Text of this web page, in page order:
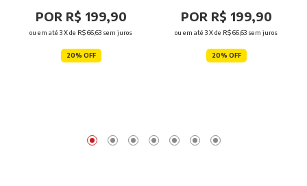
POR R$ 199,90
ou em até 3X de R$ 66,63 sem juros
20% OFF
POR R$ 199,90
ou em até 3X de R$ 66,63 sem juros
20% OFF